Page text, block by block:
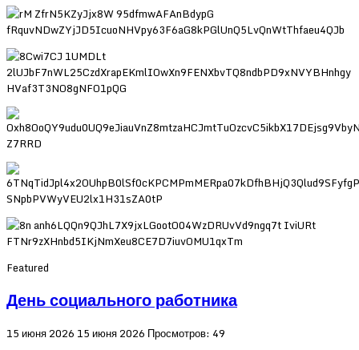
Featured
День социального работника
15 июня 2026 15 июня 2026 Просмотров: 49